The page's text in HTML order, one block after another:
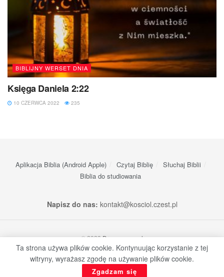
BIBLIJNY WERSET DNIA
Księga Daniela 2:22
10 CZERWCA 2022 235
Aplikacja Biblia (Android Apple) Czytaj Biblię
Słuchaj Biblii
Biblia do studiowania
Napisz do nas: kontakt@kosciol.czest.pl
© 2023Dream-apps.pl
Ta strona używa plików cookie. Kontynuując korzystanie z tej
witryny, wyrażasz zgodę na używanie plików cookie.
Zgadzam się